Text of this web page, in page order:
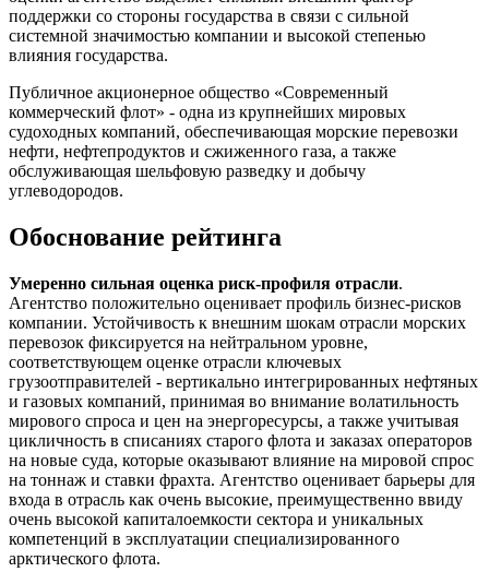
поддержки со стороны государства в связи с сильной
системной значимостью компании и высокой степенью
влияния государства.
Публичное акционерное общество «Современный
коммерческий флот» - одна из крупнейших мировых
судоходных компаний, обеспечивающая морские перевозки
нефти, нефтепродуктов и сжиженного газа, а также
обслуживающая шельфовую разведку и добычу
углеводородов.
Обоснование рейтинга
Умеренно сильная оценка риск-профиля отрасли.
Агентство положительно оценивает профиль бизнес-рисков
компании. Устойчивость к внешним шокам отрасли морских
перевозок фиксируется на нейтральном уровне,
соответствующем оценке отрасли ключевых
грузоотправителей - вертикально интегрированных нефтяных
и газовых компаний, принимая во внимание волатильность
мирового спроса и цен на энергоресурсы, а также учитывая
цикличность в списаниях старого флота и заказах операторов
на новые суда, которые оказывают влияние на мировой спрос
на тоннаж и ставки фрахта. Агентство оценивает барьеры для
входа в отрасль как очень высокие, преимущественно ввиду
очень высокой капиталоемкости сектора и уникальных
компетенций в эксплуатации специализированного
арктического флота.